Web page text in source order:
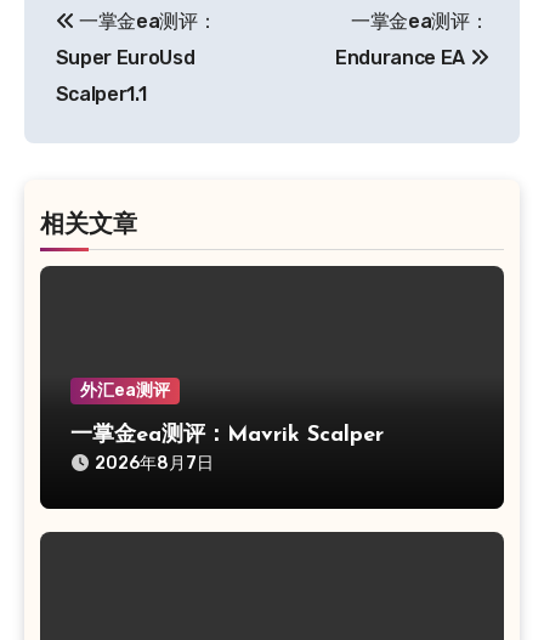
章
导
航
一掌金ea测评：
Super EuroUsd
Scalper1.1
一掌金ea测评：
Endurance EA
相关文章
外汇ea测评
一掌金ea测评：Mavrik Scalper
2026年8月7日